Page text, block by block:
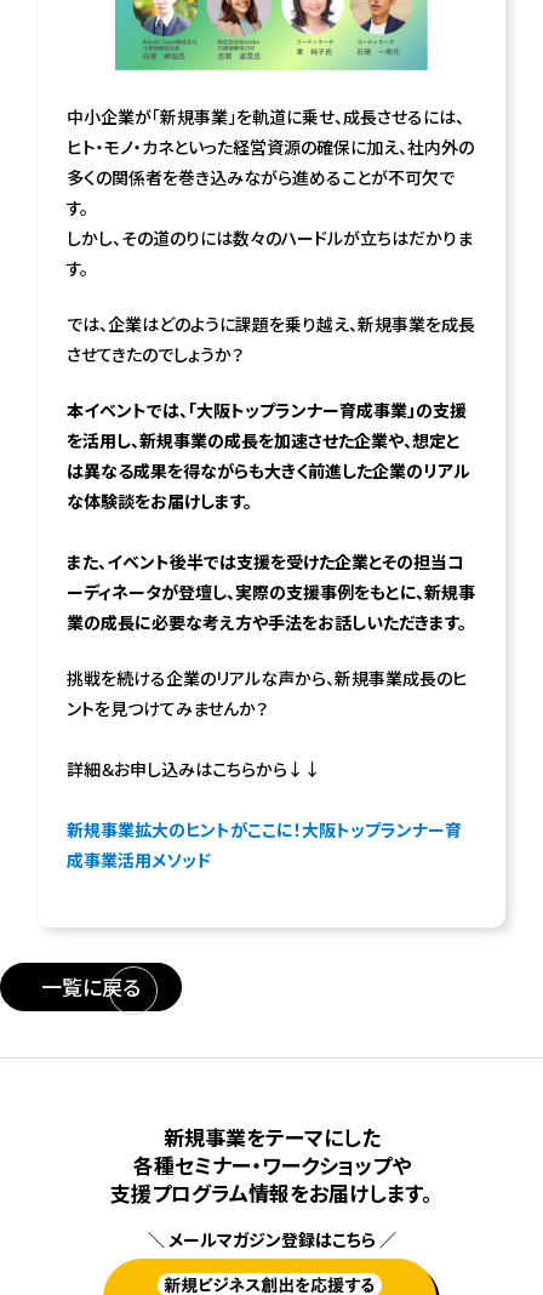
中小企業が「新規事業」を軌道に乗せ、成長させるには、
ヒト・モノ・カネといった経営資源の確保に加え、社内外の
多くの関係者を巻き込みながら進めることが不可欠で
す。
しかし、その道のりには数々のハードルが立ちはだかりま
す。
では、企業はどのように課題を乗り越え、新規事業を成長
させてきたのでしょうか？
本イベントでは、「大阪トップランナー育成事業」の支援
を活用し、新規事業の成長を加速させた企業や、想定と
は異なる成果を得ながらも大きく前進した企業のリアル
な体験談をお届けします。
また、イベント後半では支援を受けた企業とその担当コ
ーディネータが登壇し、実際の支援事例をもとに、新規事
業の成長に必要な考え方や手法をお話しいただきます。
挑戦を続ける企業のリアルな声から、新規事業成長のヒ
ントを見つけてみませんか？
詳細＆お申し込みはこちらから↓↓
新規事業拡大のヒントがここに！大阪トップランナー育
成事業活用メソッド
>
一覧に戻る
新規事業をテーマにした
各種セミナー・ワークショップや
⽀援プログラム情報をお届けします。
＼ メールマガジン登録はこちら ／